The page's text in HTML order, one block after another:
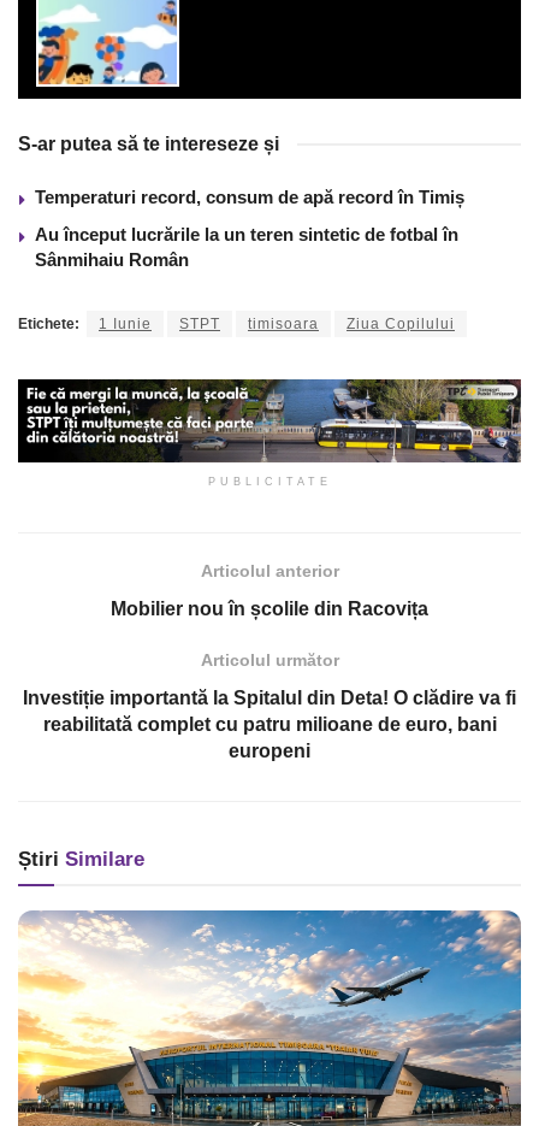
S-ar putea să te intereseze și
Temperaturi record, consum de apă record în Timiș
Au început lucrările la un teren sintetic de fotbal în
Sânmihaiu Român
Etichete: 1 Iunie STPT timisoara Ziua Copilului
PUBLICITATE
Articolul anterior
Mobilier nou în școlile din Racovița
Articolul următor
Investiție importantă la Spitalul din Deta! O clădire va fi
reabilitată complet cu patru milioane de euro, bani
europeni
Știri Similare